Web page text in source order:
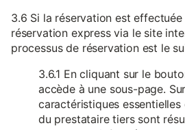
3.6 Si la réservation est
réservation express via le site
processus de réservation est le
3.6.1 En cliquant sur le
accède à une sous-page.
caractéristiques
du prestataire tiers sont